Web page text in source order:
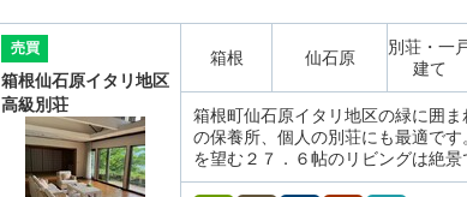
売買
箱根仙石原イタリ地区
高級別荘
箱根 仙石原
別荘・一
建て
箱根町仙石原イタリ地区の緑に囲
の保養所、個人の別荘にも最適で
を望む２７．６帖のリビングは絶景